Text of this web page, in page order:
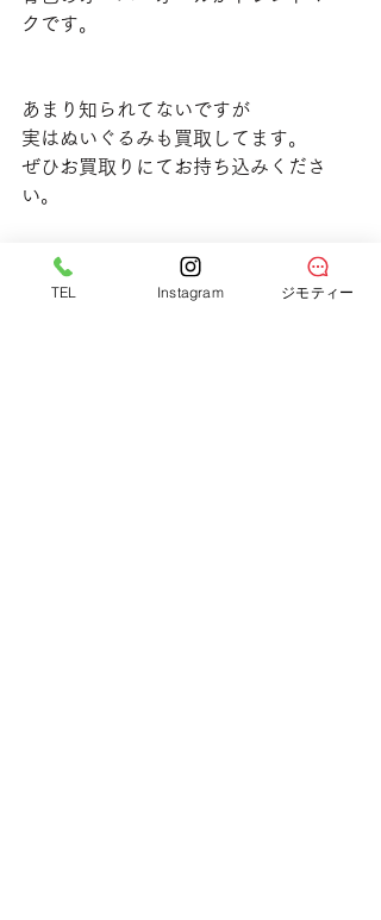
クです。
あまり知られてないですが
実はぬいぐるみも買取してます。
ぜひお買取りにてお持ち込みくださ
い。
店頭にて販売しておりますので、売り
切れの際はご了承くださいませ。
TEL Instagram ジモティー